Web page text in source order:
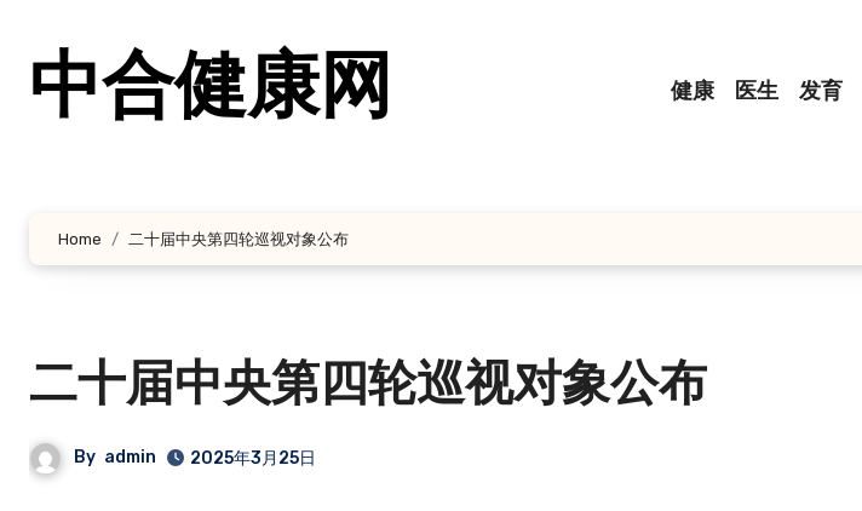
中合健康网 健康 医生 发育
Home 二十届中央第四轮巡视对象公布
二十届中央第四轮巡视对象公布
By admin 2025年3月25日